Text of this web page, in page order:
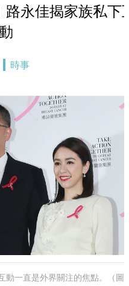
永佳揭家族私下
時事
動一直是外界關注的焦點。（圖